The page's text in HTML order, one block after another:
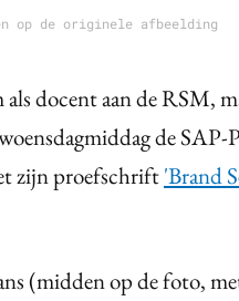
op de originele afbeelding
docent aan de RSM,
de
zijn proefschrift'Brand
(midden op de foto,